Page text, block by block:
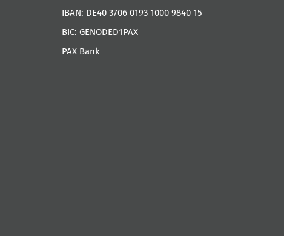
IBAN: DE40 3706 0193 1000 9840 15
BIC: GENODED1PAX
PAX Bank